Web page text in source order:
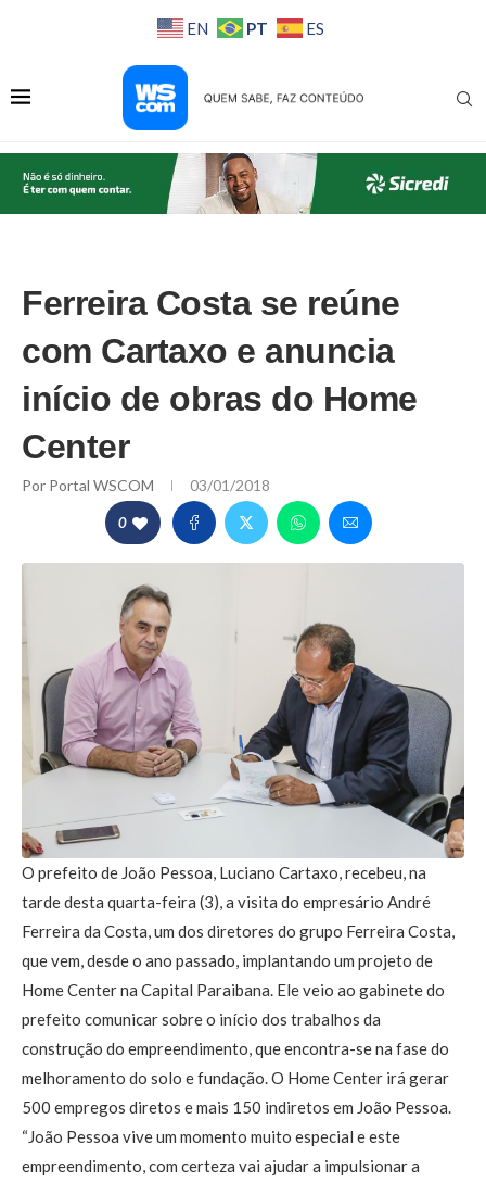
EN PT ES
Ferreira Costa se reúne
com Cartaxo e anuncia
início de obras do Home
Center
Por Portal WSCOM 03/01/2018
0
O prefeito de João Pessoa, Luciano Cartaxo, recebeu, na
tarde desta quarta-feira (3), a visita do empresário André
Ferreira da Costa, um dos diretores do grupo Ferreira Costa,
que vem, desde o ano passado, implantando um projeto de
Home Center na Capital Paraibana. Ele veio ao gabinete do
prefeito comunicar sobre o início dos trabalhos da
construção do empreendimento, que encontra-se na fase do
melhoramento do solo e fundação. O Home Center irá gerar
500 empregos diretos e mais 150 indiretos em João Pessoa.
“João Pessoa vive um momento muito especial e este
empreendimento, com certeza vai ajudar a impulsionar a